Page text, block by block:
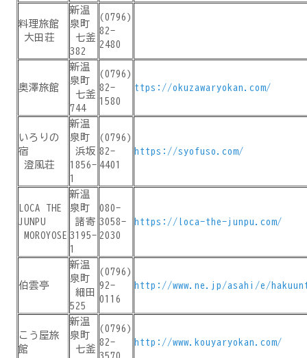
料理旅館
大田荘
新温
泉町
七釜
382
(0796)
82-
2480
奥澤旅館
新温
泉町
七釜
744
(0796)
82-
1580
ttps://okuzawaryokan.com/
いろりの
宿
澄風荘
新温
泉町
浜坂
1856-
1
(0796)
82-
4401
https://syofuso.com/
LOCA THE
JUNPU
MOROYOSE
新温
泉町
諸寄
3195-
1
080-
3058-
2030
https://loca-the-junpu.com/
伯雲亭
新温
泉町
細田
525
(0796)
92-
0116
http://www.ne.jp/asahi/e/
こう屋旅
館
新温
泉町
七釜
(0796)
82-
3570
http://www.kouyaryokan.com/